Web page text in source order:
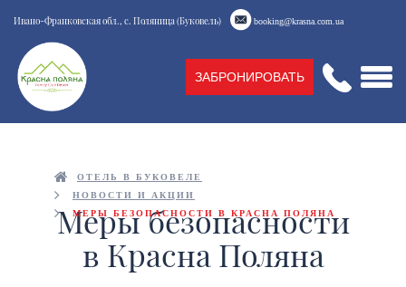
Ивано-Франковская обл., с. Поляница (Буковель) booking@krasna.com.ua
ЗАБРОНИРОВАТЬ
Меры безопасности
в Красна Поляна
ОТЕЛЬ В БУКОВЕЛЕ
НОВОСТИ И АКЦИИ
МЕРЫ БЕЗОПАСНОСТИ В КРАСНА ПОЛЯНА